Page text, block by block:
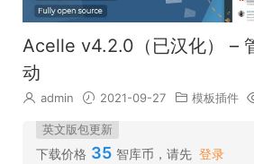
Acelle v4.2.0（已汉化） –
动
admin 2021-09-27 模板插件
英文版包更新
下载价格 35 智库币，请先 登录